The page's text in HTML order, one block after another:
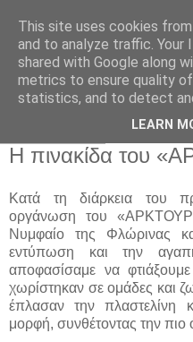
Παιδικός
Η πινακίδα του
Κατά τη διάρκεια του
οργάνωση του
Νυμφαίο της Φλώρινας
εντύπωση και την
αποφασίσαμε να
χωρίστηκαν σε ομάδες και
έπλασαν την πλαστελίνη
μορφή, συνθέτοντας την πιο
This site uses cookies
and to analyze traffic. Your
shared with Google along
metrics to ensure quality
statistics, and to detect
LEARN